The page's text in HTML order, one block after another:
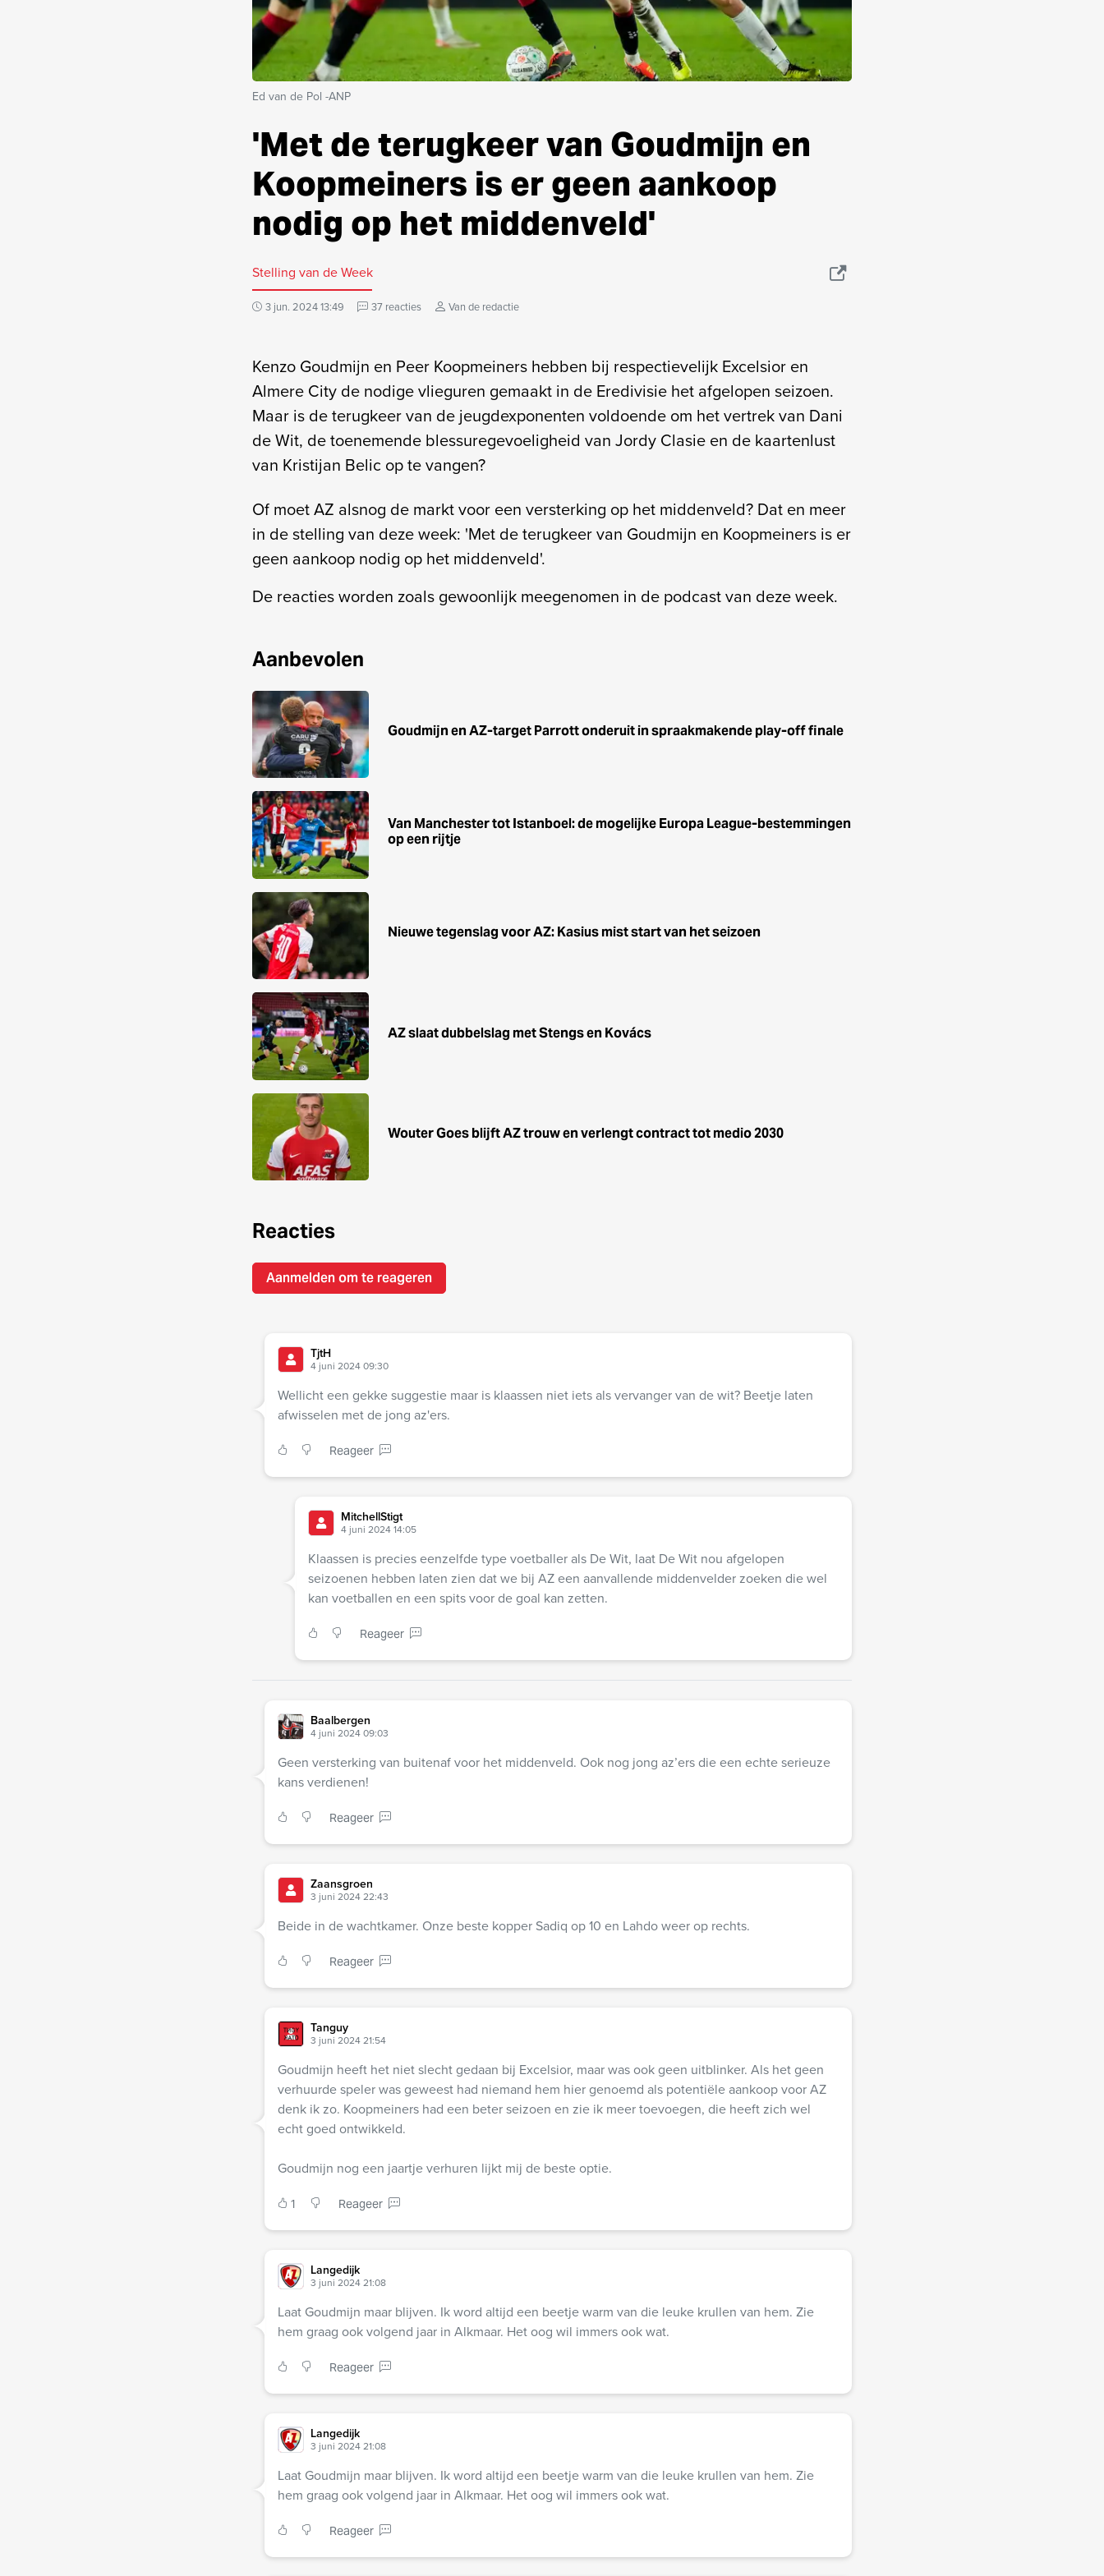
Ed van de Pol -ANP
'Met de terugkeer van Goudmijn en
Koopmeiners is er geen aankoop
nodig op het middenveld'
Stelling van de Week
3 jun. 2024 13:49 37 reacties Van de redactie
Kenzo Goudmijn en Peer Koopmeiners hebben bij respectievelijk Excelsior en
Almere City de nodige vlieguren gemaakt in de Eredivisie het afgelopen seizoen.
Maar is de terugkeer van de jeugdexponenten voldoende om het vertrek van Dani
de Wit, de toenemende blessuregevoeligheid van Jordy Clasie en de kaartenlust
van Kristijan Belic op te vangen?
Of moet AZ alsnog de markt voor een versterking op het middenveld? Dat en meer
in de stelling van deze week: 'Met de terugkeer van Goudmijn en Koopmeiners is er
geen aankoop nodig op het middenveld'.
De reacties worden zoals gewoonlijk meegenomen in de podcast van deze week.
Aanbevolen
Goudmijn en AZ-target Parrott onderuit in spraakmakende play-off finale
Van Manchester tot Istanboel: de mogelijke Europa League-bestemmingen
op een rijtje
Nieuwe tegenslag voor AZ: Kasius mist start van het seizoen
AZ slaat dubbelslag met Stengs en Kovács
Wouter Goes blijft AZ trouw en verlengt contract tot medio 2030
Reacties
Aanmelden om te reageren
TjtH
4 juni 2024 09:30
Wellicht een gekke suggestie maar is klaassen niet iets als vervanger van de wit? Beetje laten
afwisselen met de jong az'ers.
Reageer
MitchellStigt
4 juni 2024 14:05
Klaassen is precies eenzelfde type voetballer als De Wit, laat De Wit nou afgelopen
seizoenen hebben laten zien dat we bij AZ een aanvallende middenvelder zoeken die wel
kan voetballen en een spits voor de goal kan zetten.
Reageer
Baalbergen
4 juni 2024 09:03
Geen versterking van buitenaf voor het middenveld. Ook nog jong az’ers die een echte serieuze
kans verdienen!
Reageer
Zaansgroen
3 juni 2024 22:43
Beide in de wachtkamer. Onze beste kopper Sadiq op 10 en Lahdo weer op rechts.
Reageer
Tanguy
3 juni 2024 21:54
Goudmijn heeft het niet slecht gedaan bij Excelsior, maar was ook geen uitblinker. Als het geen
verhuurde speler was geweest had niemand hem hier genoemd als potentiële aankoop voor AZ
denk ik zo. Koopmeiners had een beter seizoen en zie ik meer toevoegen, die heeft zich wel
echt goed ontwikkeld.
Goudmijn nog een jaartje verhuren lijkt mij de beste optie.
1 Reageer
Langedijk
3 juni 2024 21:08
Laat Goudmijn maar blijven. Ik word altijd een beetje warm van die leuke krullen van hem. Zie
hem graag ook volgend jaar in Alkmaar. Het oog wil immers ook wat.
Reageer
Langedijk
3 juni 2024 21:08
Laat Goudmijn maar blijven. Ik word altijd een beetje warm van die leuke krullen van hem. Zie
hem graag ook volgend jaar in Alkmaar. Het oog wil immers ook wat.
Reageer